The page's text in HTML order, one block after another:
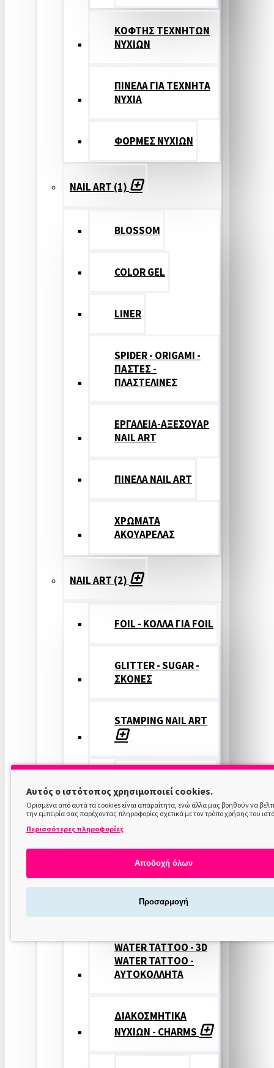
ΚΟΦΤΗΣ ΤΕΧΝΗΤΩΝ
ΝΥΧΙΩΝ
ΠΙΝΕΛΑ ΓΙΑ ΤΕΧΝΗΤΑ
ΝΥΧΙΑ
ΦΟΡΜΕΣ ΝΥΧΙΩΝ
NAIL ART (1)
BLOSSOM
COLOR GEL
LINER
SPIDER - ORIGAMI -
ΠΑΣΤΕΣ -
ΠΛΑΣΤΕΛΙΝΕΣ
ΕΡΓΑΛΕΙΑ-ΑΞΕΣΟΥΑΡ
NAIL ART
ΠΙΝΕΛΑ NAIL ART
ΧΡΩΜΑΤΑ
ΑΚΟΥΑΡΕΛΑΣ
NAIL ART (2)
FOIL - ΚΟΛΛΑ ΓΙΑ FOIL
GLITTER - SUGAR -
ΣΚΟΝΕΣ
STAMPING NAIL ART
COLOR
ΝΥΧΙΩΝ
ΣΦΡΑΓΙΔΕΣ
ΝΥΧΙΩΝ
WATER TATTOO - 3D
WATER TATTOO -
ΑΥΤΟΚΟΛΛΗΤΑ
ΔΙΑΚΟΣΜΗΤΙΚΑ
ΝΥΧΙΩΝ - CHARMS
Αυτός ο ιστότοπος χρησιμοποιεί cookies.
Ορισμένα από αυτά τα cookies είναι απαραίτητα, ενώ άλλα μας βοηθούν να
την εμπειρία σας παρέχοντας πληροφορίες σχετικά με τον τρόπο χρήσης του
Περισσότερες πληροφορίες
Αποδοχή όλων
Προσαρμογή